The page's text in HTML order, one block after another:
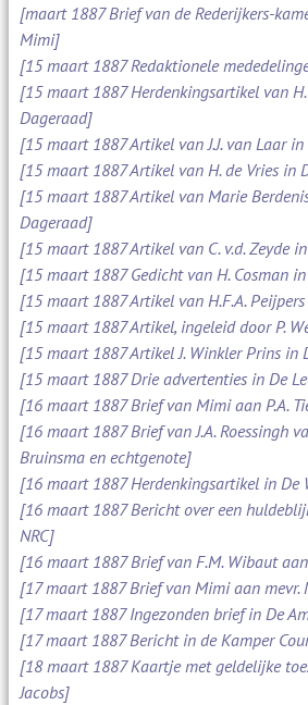
[maart 1887 Brief van de Rederijkers-
Mimi]
[15 maart 1887 Redaktionele
[15 maart 1887 Herdenkingsartikel van
Dageraad]
[15 maart 1887 Artikel van J.J. van Laar
[15 maart 1887 Artikel van H. de Vries in
[15 maart 1887 Artikel van Marie
Dageraad]
[15 maart 1887 Artikel van C. v.d. Zeyde
[15 maart 1887 Gedicht van H. Cosman
[15 maart 1887 Artikel van H.F.A.
[15 maart 1887 Artikel, ingeleid door P.
[15 maart 1887 Artikel J. Winkler Prins in
[15 maart 1887 Drie advertenties in De
[16 maart 1887 Brief van Mimi aan P.A.
[16 maart 1887 Brief van J.A. Roessingh
Bruinsma en echtgenote]
[16 maart 1887 Herdenkingsartikel in De
[16 maart 1887 Bericht over een
NRC]
[16 maart 1887 Brief van F.M. Wibaut aan
[17 maart 1887 Brief van Mimi aan mevr.
[17 maart 1887 Ingezonden brief in De
[17 maart 1887 Bericht in de Kamper
[18 maart 1887 Kaartje met geldelijke
Jacobs]